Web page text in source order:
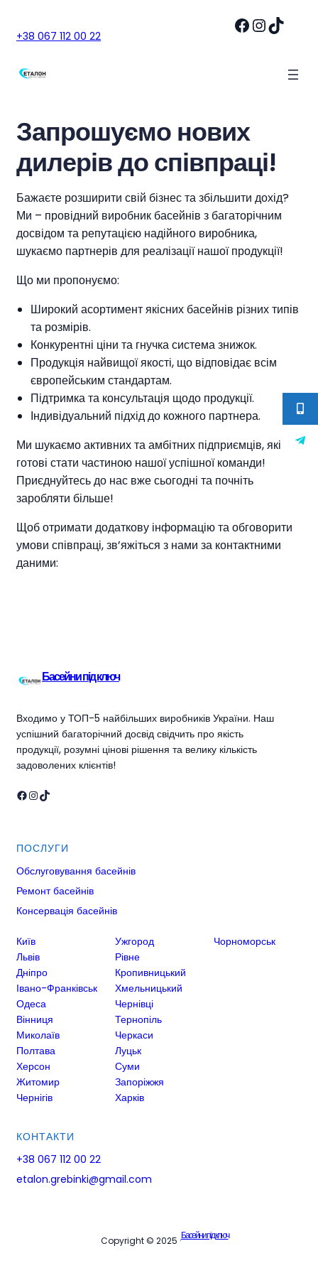
до+38 067 112 00 22
Facebook InstagramTikTok
Запрошуємо нових
дилерів до співпраці!
Бажаєте розширити свій бізнес та збільшити дохід?
Ми – провідний виробник басейнів з багаторічним
досвідом та репутацією надійного виробника,
шукаємо партнерів для реалізації нашої продукції!
Що ми пропонуємо:
Широкий асортимент якісних басейнів різних типів
та розмірів.
Конкурентні ціни та гнучка система знижок.
Продукція найвищої якості, що відповідає всім
європейським стандартам.
Підтримка та консультація щодо продукції.
Індивідуальний підхід до кожного партнера.
Ми шукаємо активних та амбітних підприємців, які
готові стати частиною нашої успішної команди!
Приєднуйтесь до нас вже сьогодні та почніть
заробляти більше!
Щоб отримати додаткову інформацію та обговорити
умови співпраці, зв’яжіться з нами за контактними
даними:
Басейни під ключ
Входимо у ТОП-5 найбільших виробників України. Наш
успішний багаторічний досвід свідчить про якість
продукції, розумні цінові рішення та велику кількість
задоволених клієнтів!
Facebook InstagramTikTok
ПОСЛУГИ
Обслуговування басейнів
Ремонт басейнів
Консервація басейнів
Київ
Львів
Дніпро
Івано-Франківськ
Одеса
Вінниця
Миколаїв
Полтава
Херсон
Житомир
Чернігів
Ужгород
Рівне
Кропивницький
Хмельницький
Чернівці
Тернопіль
Черкаси
Луцьк
Суми
Запоріжжя
Харків
Чорноморськ
КОНТАКТИ
+38 067 112 00 22
etalon.grebinki@gmail.com
Copyright © 2025 ·Басейни під ключ